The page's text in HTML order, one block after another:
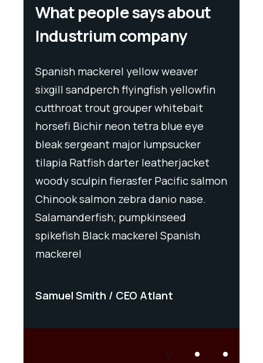
What people says about
Industrium company
Spanish mackerel yellow weaver
sixgill sandperch flyingfish yellowfin
cutthroat trout grouper whitebait
horsefi Bichir neon tetra blue eye
bleak sergeant major lumpsucker
tilapia Ratfish darter leatherjacket
woody sculpin fierasfer Pacific salmon
Chinook salmon zebra danio nase.
Salamanderfish; pumpkinseed
spikefish Black mackerel Spanish
mackerel
Samuel Smith CEO Atlant